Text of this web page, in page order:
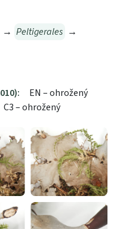
→ Peltigerales →
EN – ohrožený
C3 – ohrožený